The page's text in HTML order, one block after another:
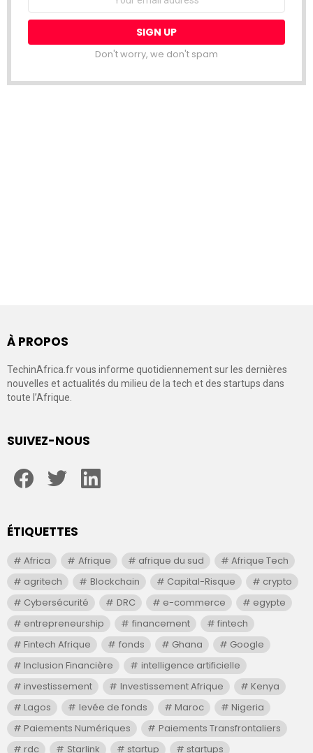
Don't worry, we don't spam
À PROPOS
TechinAfrica.fr vous informe quotidiennement sur les dernières
nouvelles et actualités du milieu de la tech et des startups dans
toute l’Afrique.
SUIVEZ-NOUS
ÉTIQUETTES
Africa Afrique afrique du sud
Afrique Tech
agritech
Blockchain Capital-Risque
crypto
Cybersécurité
DRC e-commerce
egypte
entrepreneurship
financement
fintech
Fintech Afrique
fonds Ghana
Google
Inclusion Financière
intelligence artificielle
investissement
Investissement Afrique
Kenya
Lagos
levée de fonds Maroc
Nigeria
Paiements Numériques
Paiements Transfrontaliers
rdc
Starlink startup startups